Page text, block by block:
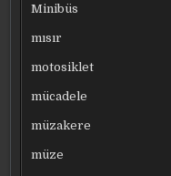
Minibüs
mısır
motosiklet
mücadele
müzakere
müze